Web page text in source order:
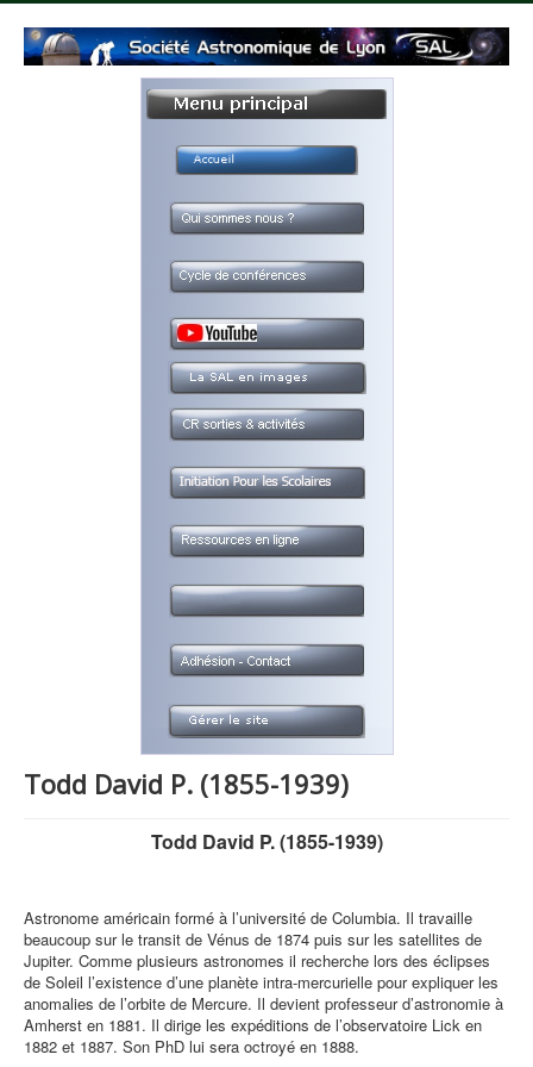
Todd David P. (1855-1939)
Todd David P. (1855-1939)
Astronome américain formé à l’université de Columbia. Il travaille
beaucoup sur le transit de Vénus de 1874 puis sur les satellites de
Jupiter. Comme plusieurs astronomes il recherche lors des éclipses
de Soleil l’existence d’une planète intra-mercurielle pour expliquer les
anomalies de l’orbite de Mercure. Il devient professeur d’astronomie à
Amherst en 1881. Il dirige les expéditions de l’observatoire Lick en
1882 et 1887. Son PhD lui sera octroyé en 1888.